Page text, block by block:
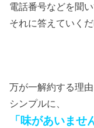
電話番号などを聞
それに答えていくだ
万が一解約する理
シンプルに、
「味があいませ